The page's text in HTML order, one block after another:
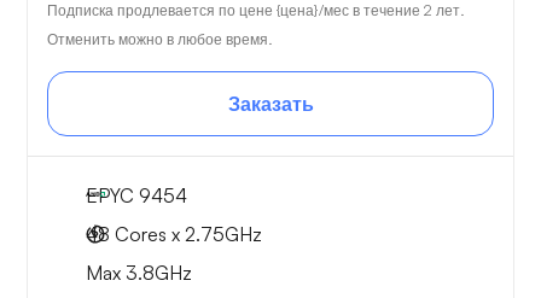
Подписка продлевается по цене {цена}/мес в течение 2 лет.
Отменить можно в любое время.
Заказать
EPYC 9454
48 Cores x 2.75GHz
Max 3.8GHz